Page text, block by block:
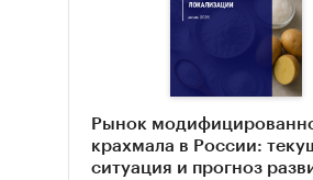
Рынок
крахмала в России:
ситуация и прогноз